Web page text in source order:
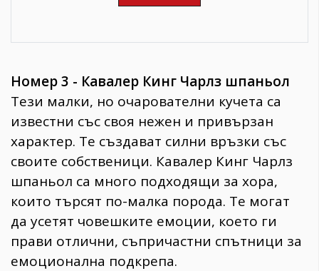
Номер 3 - Кавалер Кинг Чарлз шпаньол
Тези малки, но очарователни кучета са
известни със своя нежен и привързан
характер. Те създават силни връзки със
своите собственици. Кавалер Кинг Чарлз
шпаньол са много подходящи за хора,
които търсят по-малка порода. Те могат
да усетят човешките емоции, което ги
прави отлични, съпричастни спътници за
емоционална подкрепа.